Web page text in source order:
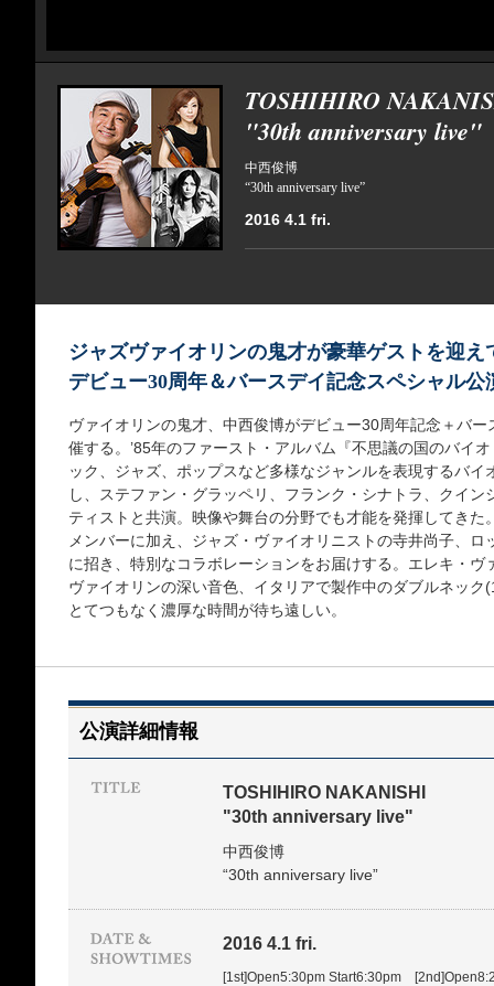
TOSHIHIRO
"30th anniversary live"
中西俊博
“30th anniversary live”
2016 4.1 fri.
ジャズヴァイオリンの鬼才が豪華ゲストを迎え
デビュー30周年＆バースデイ記念スペシャル公
ヴァイオリンの鬼才、中西俊博がデビュー30周年記念＋バ
催する。’85年のファースト・アルバム『不思議の国のバイ
ック、ジャズ、ポップスなど多様なジャンルを表現するバ
し、ステファン・グラッペリ、フランク・シナトラ、クイ
ティストと共演。映像や舞台の分野でも才能を発揮してきた
メンバーに加え、ジャズ・ヴァイオリニストの寺井尚子、
に招き、特別なコラボレーションをお届けする。エレキ・
ヴァイオリンの深い音色、イタリアで製作中のダブルネッ
とてつもなく濃厚な時間が待ち遠しい。
公演詳細情報
TOSHIHIRO NAKANISHI
"30th anniversary live"
中西俊博
“30th anniversary live”
2016 4.1 fri.
[1st]Open5:30pm Start6:30pm